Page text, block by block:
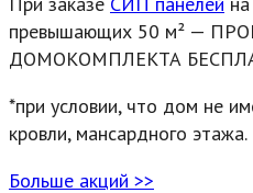
превышающих 50 м² —
ДОМОКОМПЛЕКТА
*при условии, что дом не
кровли, мансардного этажа.
Больше акций >>